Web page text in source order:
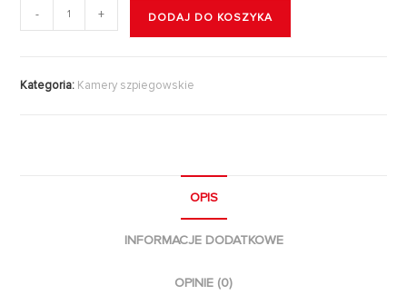
- + DODAJ DO KOSZYKA
Kategoria: Kamery szpiegowskie
OPIS
INFORMACJE DODATKOWE
OPINIE (0)